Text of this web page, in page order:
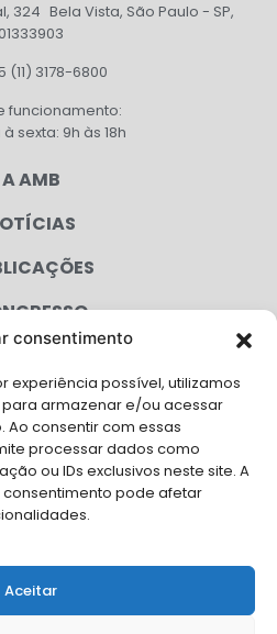
consentimento
experiência possível, utilizamos
armazenar e/ou acessar
Ao consentir com essas
processar dados como
ou IDs exclusivos neste site. A
pode afetar
Aceitar
324 Bela Vista, São Paulo - SP,
01333903
(11) 3178-6800
funcionamento:
sexta: 9h às 18h
A AMB
CONOSCO
da AMB para o seu evento